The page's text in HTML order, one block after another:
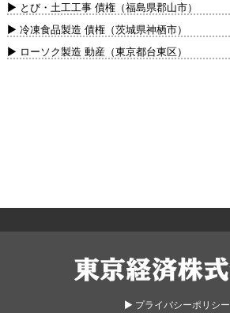
新）
▶ とび・土工工事 債権（福島県郡山市）
▶ 冷凍食品製造 債権（茨城県神栖市）
▶ ローソク製造 動産（東京都台東区）
▶︎ プライバシーポリシー